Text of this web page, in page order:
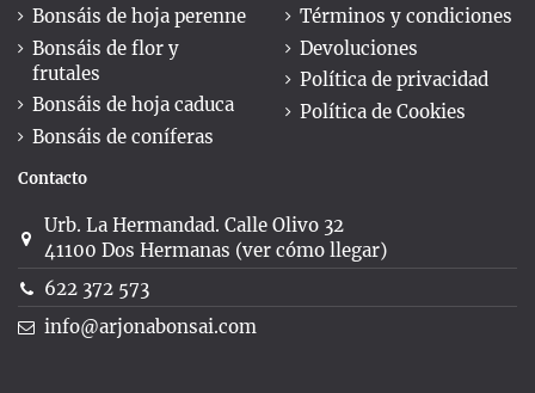
Bonsáis de hoja perenne
Bonsáis de flor y
frutales
Bonsáis de hoja caduca
Bonsáis de coníferas
Términos y condiciones
Devoluciones
Política de privacidad
Política de Cookies
Contacto
Urb. La Hermandad. Calle Olivo 32
41100 Dos Hermanas (ver cómo llegar)
622 372 573
info@arjonabonsai.com